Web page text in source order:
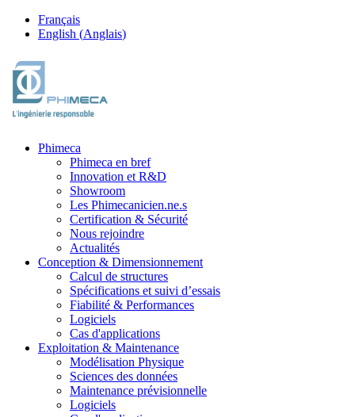
Français
English (Anglais)
Phimeca
Phimeca en bref
Innovation et R&D
Showroom
Les Phimecanicien.ne.s
Certification & Sécurité
Nous rejoindre
Actualités
Conception & Dimensionnement
Calcul de structures
Spécifications et suivi d’essais
Fiabilité & Performances
Logiciels
Cas d'applications
Exploitation & Maintenance
Modélisation Physique
Sciences des données
Maintenance prévisionnelle
Logiciels